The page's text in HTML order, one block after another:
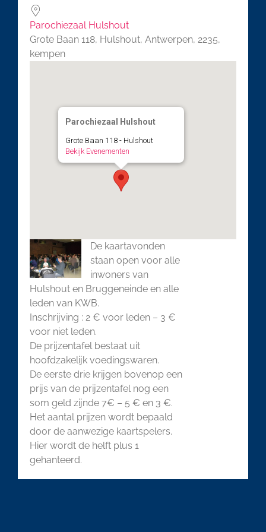
Parochiezaal Hulshout
Grote Baan 118, Hulshout, Antwerpen, 2235,
kempen
Parochiezaal Hulshout
Grote Baan 118 - Hulshout
Bekijk Evenementen
De kaartavonden
staan open voor alle
inwoners van
Hulshout en Bruggeneinde en alle
leden van KWB.
Inschrijving : 2 € voor leden – 3 €
voor niet leden.
De prijzentafel bestaat uit
hoofdzakelijk voedingswaren.
De eerste drie krijgen bovenop een
prijs van de prijzentafel nog een
som geld zijnde 7€ – 5 € en 3 €.
Het aantal prijzen wordt bepaald
door de aanwezige kaartspelers.
Hier wordt de helft plus 1
gehanteerd.